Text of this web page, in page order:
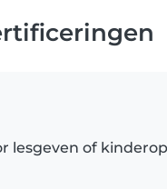
lesgeven of